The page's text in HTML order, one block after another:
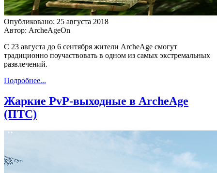
Опубликовано: 25 августа 2018
Автор: ArcheAgeOn
С 23 августа до 6 сентября жители ArcheAge смогут
традиционно поучаствовать в одном из самых экстремальных
развлечений.
Подробнее...
Жаркие PvP-выходные в ArcheAge
(ПТС)